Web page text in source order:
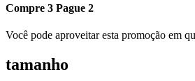
Compre 3 Pague 2
Você pode aproveitar esta promoção em
tamanho